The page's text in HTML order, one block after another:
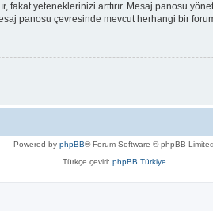
fakat yeteneklerinizi arttırır. Mesaj panosu
panosu çevresinde mevcut herhangi bir
Powered by phpBB® Forum Software © phpBB Limited
Türkçe çeviri: phpBB Türkiye